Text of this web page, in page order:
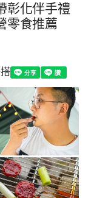
彰化伴手禮
零食推薦